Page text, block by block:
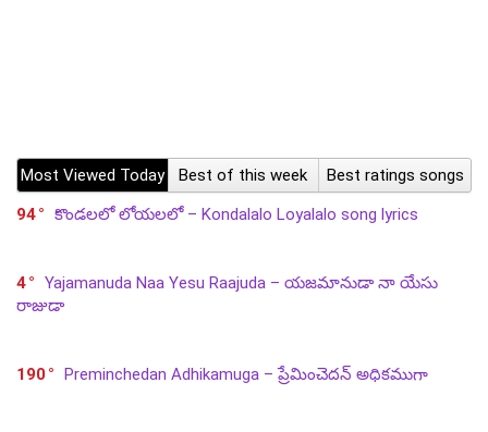
Most Viewed Today Best of this week
Best ratings songs
94
కొండలలో లోయలలో – Kondalalo Loyalalo song lyrics
4
Yajamanuda Naa Yesu Raajuda – యజమానుడా నా యేసు
రాజుడా
190 Preminchedan Adhikamuga – ప్రేమించెదన్ అధికముగా